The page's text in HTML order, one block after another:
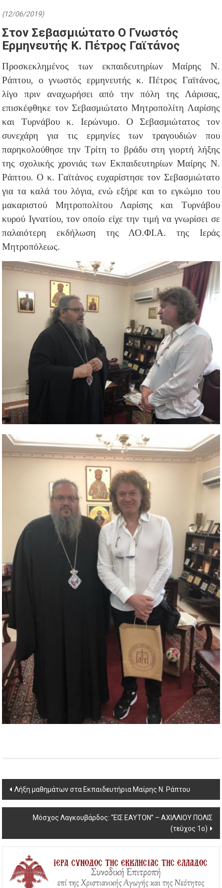
(12/06/2019)
Στον Σεβασμιώτατο Ο Γνωστός
Ερμηνευτής Κ. Πέτρος Γαϊτάνος
Προσκεκλημένος των εκπαιδευτηρίων Μαίρης Ν.
Ράπτου, ο γνωστός ερμηνευτής κ. Πέτρος Γαϊτάνος,
λίγο πριν αναχωρήσει από την πόλη της Λάρισας,
επισκέφθηκε τον Σεβασμιώτατο Μητροπολίτη Λαρίσης
και Τυρνάβου κ. Ιερώνυμο. Ο Σεβασμιώτατος τον
συνεχάρη για τις ερμηνίες των τραγουδιών που
παρηκολούθησε την Τρίτη το βράδυ στη γιορτή λήξης
της σχολικής χρονιάς των Εκπαιδευτηρίων Μαίρης Ν.
Ράπτου. Ο κ. Γαϊτάνος ευχαρίστησε τον Σεβασμιώτατο
για τα καλά του λόγια, ενώ εξήρε και το εγκώμιο του
μακαριστού Μητροπολίτου Λαρίσης και Τυρνάβου
κυρού Ιγνατίου, τον οποίο είχε την τιμή να γνωρίσει σε
παλαιότερη εκδήλωση της ΛΟ.ΦΙ.Α. της Ιεράς
Μητροπόλεως.
Post
navigation
Λήξη μαθημάτων στα Εκπαιδευτήρια Μαίρης Ν. Ράπτου
Μόσχος Λαγκουβάρδος: “ΕΙΣ ΕΑΥΤΟΝ” – ΑΧΙΛΛΙΟΥ ΠΟΛΙΣ
(τεύχος 1ο)